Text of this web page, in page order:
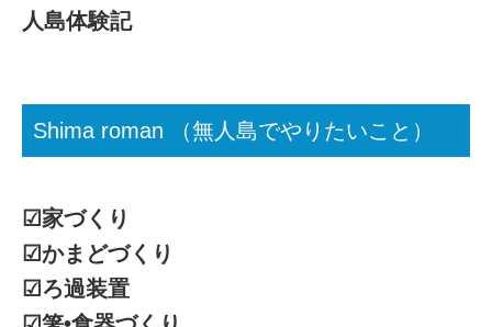
人島体験記
Shima roman （無人島でやりたいこと）
☑︎家づくり
☑︎かまどづくり
☑︎ろ過装置